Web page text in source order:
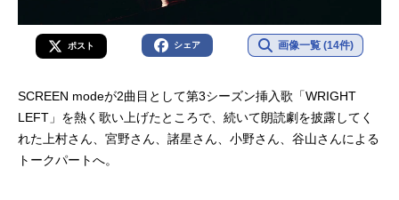
ポスト シェア 画像一覧 (14件)
SCREEN modeが2曲目として第3シーズン挿入歌「WRIGHT
LEFT」を熱く歌い上げたところで、続いて朗読劇を披露してく
れた上村さん、宮野さん、諸星さん、小野さん、谷山さんによる
トークパートへ。